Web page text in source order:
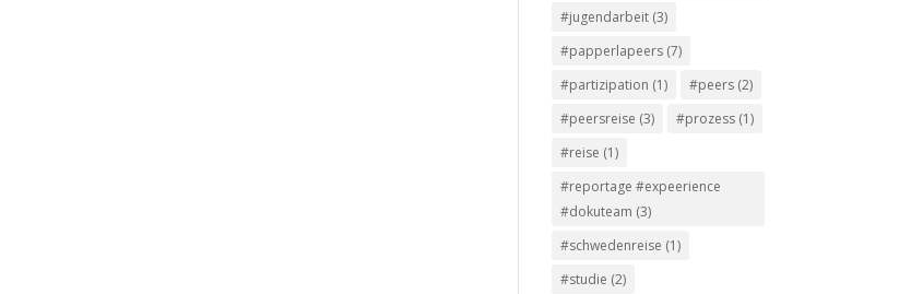
#jugendarbeit (3)
#papperlapeers (7)
#partizipation (1) #peers (2)
#peersreise (3) #prozess (1)
#reise (1)
#reportage #expeerience
#dokuteam (3)
#schwedenreise (1)
#studie (2)